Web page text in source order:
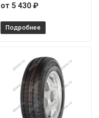
от 5 430 ₽
Подробнее